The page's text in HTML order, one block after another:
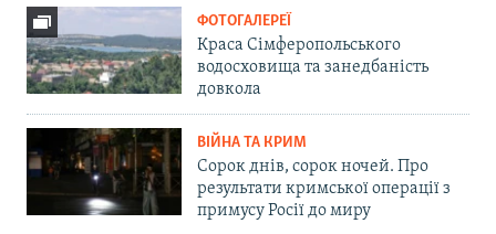
ФОТОГАЛЕРЕЇ
Краса Сімферопольського
водосховища та занедбаність
довкола
ВІЙНА ТА КРИМ
Сорок днів, сорок ночей. Про
результати кримської операції з
примусу Росії до миру